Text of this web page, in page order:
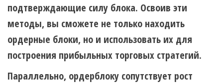
подтверждающие силу блока. Освоив эти
методы, вы сможете не только находить
ордерные блоки, но и использовать их для
построения прибыльных торговых стратегий.
Параллельно, ордерблоку сопутствует рост